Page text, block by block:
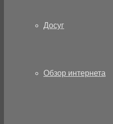
Досуг
Обзор интернета